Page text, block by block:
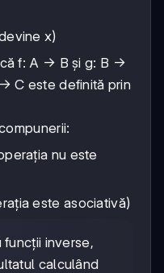
x)
f: A → B și g: B →
C este definită prin
nu este
este asociativă)
inverse,
calculând